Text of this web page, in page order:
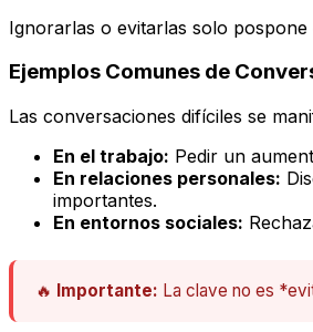
Ignorarlas o evitarlas solo
Ejemplos Comunes de
Las conversaciones difíciles se
En el trabajo: Pedir un
En relaciones personales:
importantes.
En entornos sociales:
🔥 Importante: La clave no es